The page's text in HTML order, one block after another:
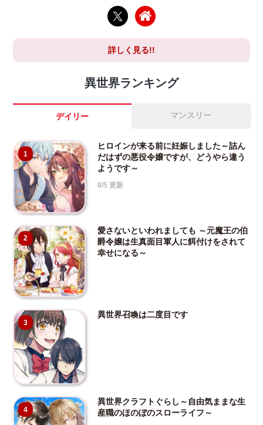
詳しく見る!!
異世界ランキング
デイリー マンスリー
1
ヒロインが来る前に妊娠しました～詰ん
だはずの悪役令嬢ですが、どうやら違う
ようです～
8/5 更新
2
愛さないといわれましても ～元魔王の伯
爵令嬢は生真面目軍人に餌付けをされて
幸せになる～
3
異世界召喚は二度目です
4
異世界クラフトぐらし～自由気ままな生
産職のほのぼのスローライフ～